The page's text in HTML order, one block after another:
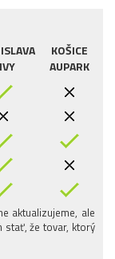
KOŠICE
AUPARK
aktualizujeme, ale
stať, že tovar, ktorý